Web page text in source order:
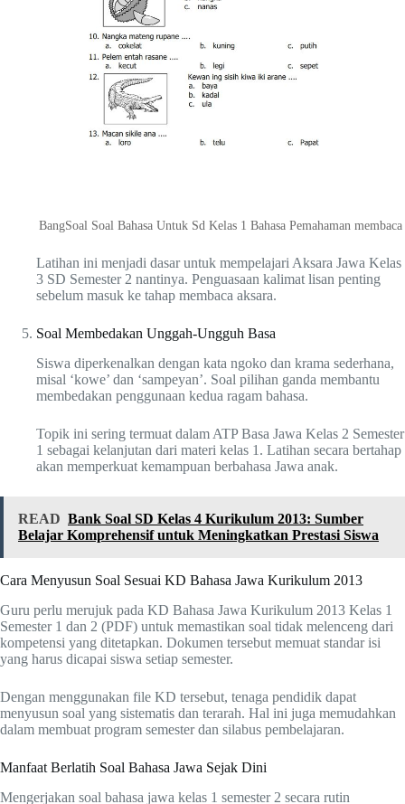
BangSoal Soal Bahasa Untuk Sd Kelas 1 Bahasa Pemahaman membaca
Latihan ini menjadi dasar untuk mempelajari Aksara Jawa Kelas
3 SD Semester 2 nantinya. Penguasaan kalimat lisan penting
sebelum masuk ke tahap membaca aksara.
Soal Membedakan Unggah-Ungguh Basa
Siswa diperkenalkan dengan kata ngoko dan krama sederhana,
misal ‘kowe’ dan ‘sampeyan’. Soal pilihan ganda membantu
membedakan penggunaan kedua ragam bahasa.
Topik ini sering termuat dalam ATP Basa Jawa Kelas 2 Semester
1 sebagai kelanjutan dari materi kelas 1. Latihan secara bertahap
akan memperkuat kemampuan berbahasa Jawa anak.
READ Bank Soal SD Kelas 4 Kurikulum 2013: Sumber
Belajar Komprehensif untuk Meningkatkan Prestasi Siswa
Cara Menyusun Soal Sesuai KD Bahasa Jawa Kurikulum 2013
Guru perlu merujuk pada KD Bahasa Jawa Kurikulum 2013 Kelas 1
Semester 1 dan 2 (PDF) untuk memastikan soal tidak melenceng dari
kompetensi yang ditetapkan. Dokumen tersebut memuat standar isi
yang harus dicapai siswa setiap semester.
Dengan menggunakan file KD tersebut, tenaga pendidik dapat
menyusun soal yang sistematis dan terarah. Hal ini juga memudahkan
dalam membuat program semester dan silabus pembelajaran.
Manfaat Berlatih Soal Bahasa Jawa Sejak Dini
Mengerjakan soal bahasa jawa kelas 1 semester 2 secara rutin